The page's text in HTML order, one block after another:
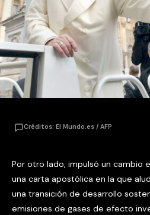
Créditos: El Mundo.es / AFP
Por otro lado, impulsó un cambio
una carta apostólica en la que
una transición de desarrollo
emisiones de gases de efecto